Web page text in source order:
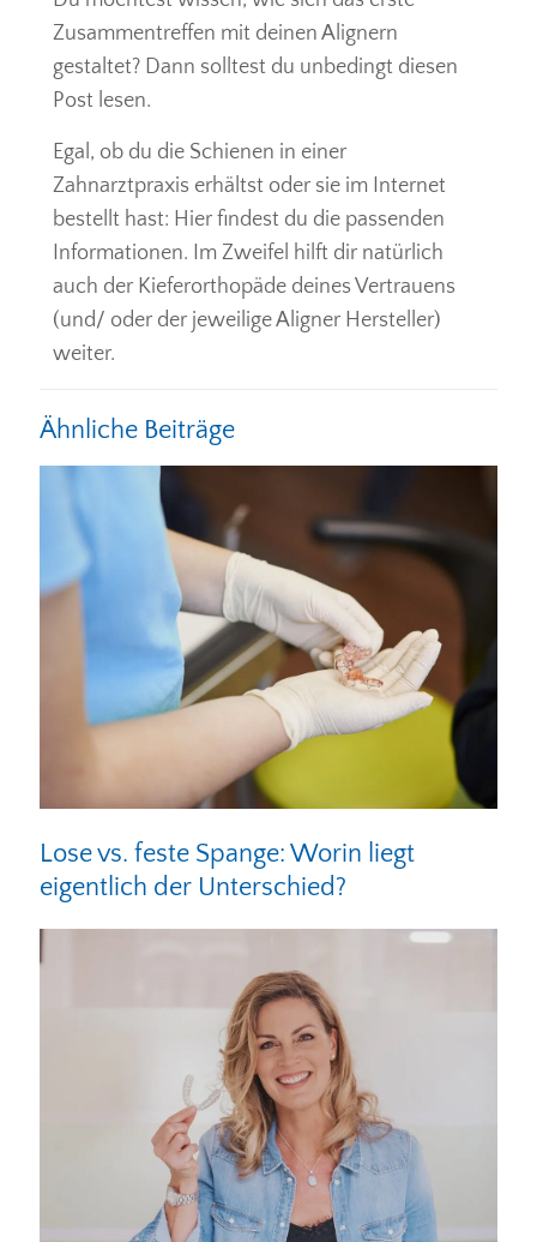
Zusammentreffen mit deinen Alignern
gestaltet? Dann solltest du unbedingt diesen
Post lesen.
Egal, ob du die Schienen in einer
Zahnarztpraxis erhältst oder sie im Internet
bestellt hast: Hier findest du die passenden
Informationen. Im Zweifel hilft dir natürlich
auch der Kieferorthopäde deines Vertrauens
(und/ oder der jeweilige Aligner Hersteller)
weiter.
Ähnliche Beiträge
Lose vs. feste Spange: Worin liegt
eigentlich der Unterschied?